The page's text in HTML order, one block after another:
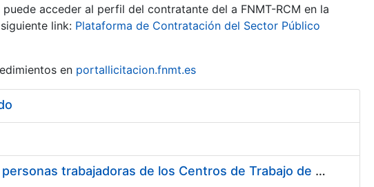
acceder al perfil del contratante del a FNMT-RCM en la
link: Plataforma de Contratación del Sector Público
en portallicitacion.fnmt.es
Suministro de Protectores Auditivos a medida para las personas trabajadoras de los Centros de Trabajo de Madrid y Burgos